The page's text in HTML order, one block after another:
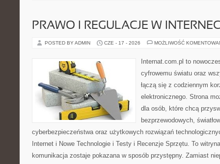
PRAWO I REGULACJE W
POSTED BY ADMIN CZE - 17 - 2026 MOŻLIWOŚĆ
Internat.com.pl to
cyfrowemu światu oraz
łączą się z codziennym
elektronicznego. Strona
dla osób, które chcą
bezprzewodowych,
cyberbezpieczeństwa oraz użytkowych rozwiązań
Internet i Nowe Technologie i Testy i Recenzje Sprzętu. To
komunikacja zostaje pokazana w sposób przystępny. Zamiast